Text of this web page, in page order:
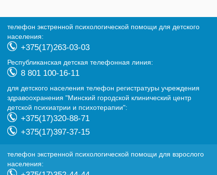
телефон экстренной психологической помощи для детского
населения:
+375(17)263-03-03
Республиканская детская телефонная линия:
8 801 100-16-11
для детского населения телефон регистратуры учреждения
здравоохранения "Минский городской клинический центр
детской психиатрии и психотерапии":
+375(17)320-88-71
+375(17)397-37-15
телефон экстренной психологической помощи для взрослого
населения: